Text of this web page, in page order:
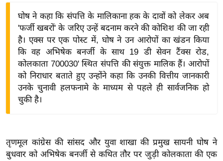
द्यो
वि
ज्ञ
रा
घोष ने कहा कि संपत्ति के मालिकाना हक के दावों को लेकर अब
'फर्जी खबरों' के जरिए उन्हें बदनाम करने की कोशिश की जा रही
है। एक्स पर एक पोस्ट में, घोष ने उन आरोपों का खंडन किया
कि वह अभिषेक बनर्जी के साथ 19 डी सेवन टैंक्स रोड,
कोलकाता 700030' स्थित संपत्ति की संयुक्त मालिक हैं। आरोपों
को निराधार बताते हुए उन्होंने कहा कि उनकी वित्तीय जानकारी
उनके चुनावी हलफनामे के माध्यम से पहले ही सार्वजनिक हो
चुकी है।
तृणमूल कांग्रेस की सांसद और युवा शाखा की प्रमुख सायनी घोष ने
बुधवार को अभिषेक बनर्जी से कथित तौर पर जुड़ी कोलकाता की एक